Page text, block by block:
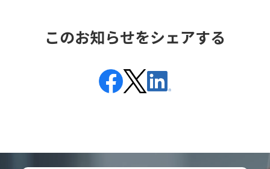
このお知らせをシェアする